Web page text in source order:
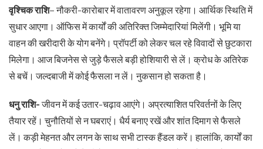
वृश्चिक राशि– नौकरी-कारोबार में वातावरण अनुकूल रहेगा। आर्थिक स्थिति में
सुधार आएगा। ऑफिस में कार्यों की अतिरिक्त जिम्मेदारियां मिलेंगी। भूमि या
वाहन की खरीदारी के योग बनेंगे। प्रॉपर्टी को लेकर चल रहे विवादों से छुटकारा
मिलेगा। आज बिजनेस से जुड़े फैसले बड़ी होशियारी से लें। क्रोध के अतिरेक
से बचें। जल्दबाजी में कोई फैसला न लें। नुकसान हो सकता है।
धनु राशि-जीवन में कई उतार-चढ़ाव आएंगे। अप्रत्याशित परिवर्तनों के लिए
तैयार रहें। चुनौतियों से न घबराएं। धैर्य बनाए रखें और शांत दिमाग से फैसले
लें। कड़ी मेहनत और लगन के साथ सभी टास्क हैंडल करें। हालांकि, कार्यों का